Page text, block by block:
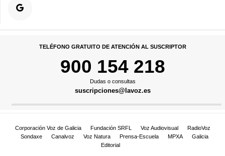
TELÉFONO GRATUITO DE ATENCIÓN AL SUSCRIPTOR
900 154 218
Dudas o consultas
suscripciones@lavoz.es
Corporación Voz de Galicia Fundación SRFL Voz Audiovisual
RadioVoz
Sondaxe
Canalvoz Voz Natura Prensa-Escuela MPXA
Galicia
Editorial